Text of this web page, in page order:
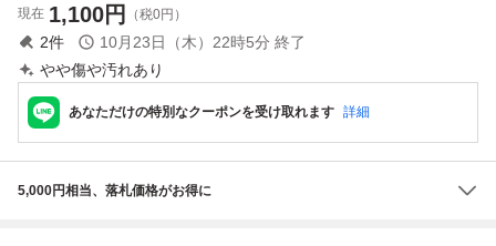
現在 1,100円 （税0円）
2件 10月23日（木）22時5分 終了
やや傷や汚れあり
あなただけの特別なクーポンを受け取れます 詳細
5,000円相当、落札価格がお得に